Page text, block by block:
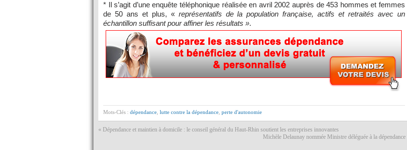
* Il s’agit d’une enquête téléphonique réalisée en avril 2002 auprès de 453 hommes et femmes
de 50 ans et plus, « représentatifs de la population française, actifs et retraités avec un
échantillon suffisant pour affiner les résultats ».
Mots-Clés : dépendance lutte contre la dépendance perte d'autonomie
« Dépendance et maintien à domicile : le conseil général du Haut-Rhin soutient les entreprises innovantes
Michèle Delaunay nommée Ministre déléguée à la dépendance